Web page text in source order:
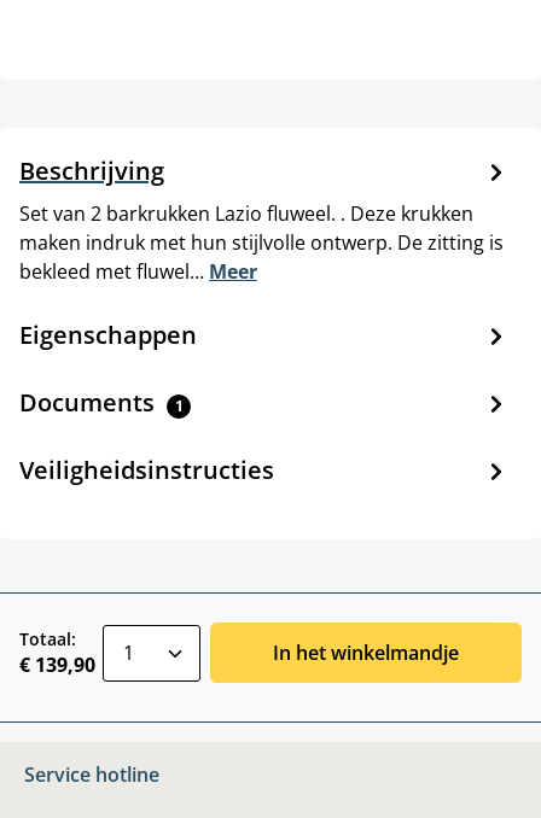
Beschrijving
Set van 2 barkrukken Lazio fluweel. . Deze krukken
maken indruk met hun stijlvolle ontwerp. De zitting is
bekleed met fluwel… Meer
Eigenschappen
Documents 1
Veiligheidsinstructies
Totaal:
€ 139,90 In het winkelmandje
Service hotline